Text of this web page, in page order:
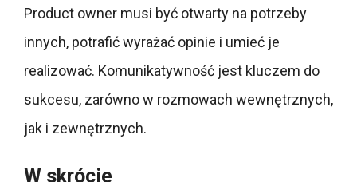
Product owner musi być otwarty na potrzeby
innych, potrafić wyrażać opinie i umieć je
realizować. Komunikatywność jest kluczem do
sukcesu, zarówno w rozmowach wewnętrznych,
jak i zewnętrznych.
W skrócie